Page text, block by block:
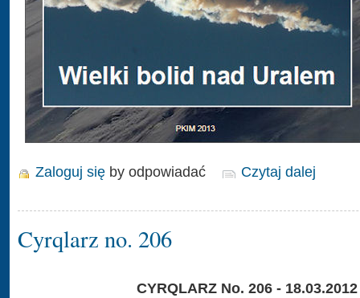
Zaloguj się by odpowiadać Czytaj dalej
Cyrqlarz no. 206
CYRQLARZ No. 206 - 18.03.2012